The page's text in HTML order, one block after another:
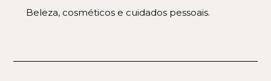
Beleza, cosméticos e cuidados pessoais.